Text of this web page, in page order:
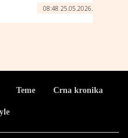
08:48 25.05.2026.
Teme Crna kronika